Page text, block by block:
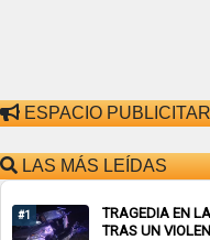
ESPACIO
LAS MÁS LEÍDAS
#1
TRAGEDIA EN
TRAS UN